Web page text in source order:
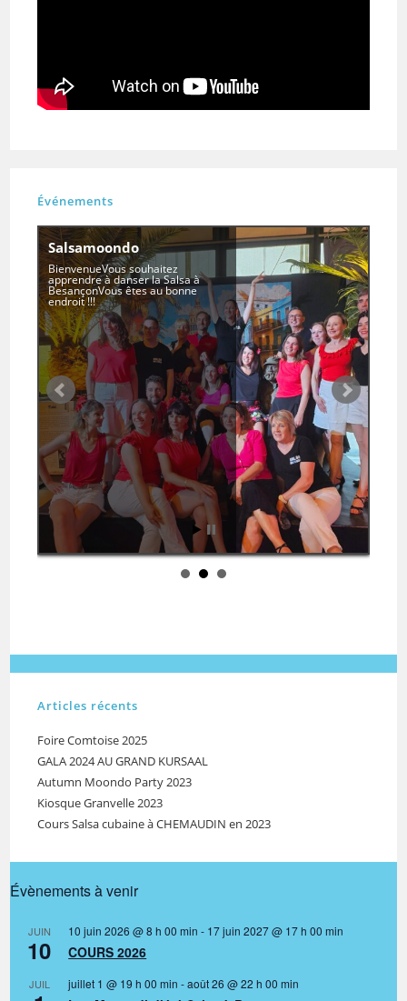
Événements
Salsamoondo
BienvenueVous souhaitez
apprendre à danser la Salsa à
BesançonVous êtes au bonne
endroit !!!
Articles récents
Foire Comtoise 2025
GALA 2024 AU GRAND KURSAAL
Autumn Moondo Party 2023
Kiosque Granvelle 2023
Cours Salsa cubaine à CHEMAUDIN en 2023
Évènements à venir
JUIN
10
10 juin 2026 @ 8 h 00 min - 17 juin 2027 @ 17 h 00 min
COURS 2026
JUIL juillet 1 @ 19 h 00 min -août 26 @ 22 h 00 min